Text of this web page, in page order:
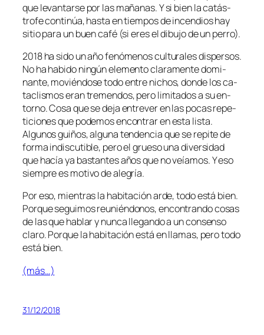
que le­van­tar­se por las ma­ña­nas. Y si bien la ca­tás­
tro­fe con­ti­núa, has­ta en tiem­pos de in­cen­dios hay
si­tio pa­ra un buen ca­fé (si eres el di­bu­jo de un perro).
2018 ha si­do un año fe­nó­me­nos cul­tu­ra­les dis­per­sos.
No ha ha­bi­do nin­gún ele­men­to cla­ra­men­te do­mi­
nan­te, mo­vién­do­se to­do en­tre ni­chos, don­de los ca­
ta­clis­mos eran tre­men­dos, pe­ro li­mi­ta­dos a su en­
torno. Cosa que se de­ja en­tre­ver en las po­cas re­pe­
ti­cio­nes que po­de­mos en­con­trar en es­ta lis­ta.
Algunos gui­ños, al­gu­na ten­den­cia que se re­pi­te de
for­ma in­dis­cu­ti­ble, pe­ro el grue­so una di­ver­si­dad
que ha­cía ya bas­tan­tes años que no veía­mos. Y eso
siem­pre es mo­ti­vo de alegría.
Por eso, mien­tras la ha­bi­ta­ción ar­de, to­do es­tá bien.
Porque se­gui­mos reu­nién­do­nos, en­con­tran­do co­sas
de las que ha­blar y nun­ca lle­gan­do a un con­sen­so
cla­ro. Porque la ha­bi­ta­ción es­tá en lla­mas, pe­ro to­do
es­tá bien.
(más…)
31/12/2018